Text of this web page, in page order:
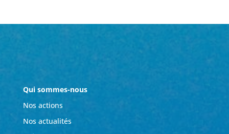
Qui sommes-nous
Nos actions
Nos actualités